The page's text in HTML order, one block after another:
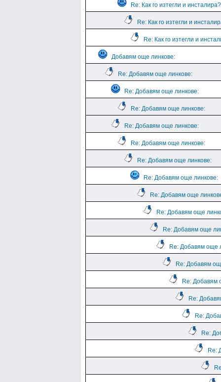
Re: Как го изтегли и инсталира?
Re: Как го изтегли и
Re: Как го изтегли и
Добавям още линкове:
Re: Добавям още линкове:
Re: Добавям още линкове:
Re: Добавям още линкове:
Re: Добавям още линкове:
Re: Добавям още линкове:
Re: Добавям още линкове:
Re: Добавям още линкове:
Re: Добавям още
Re: Добавям още
Re: Добавям още
Re: Добавям още
Re: Добавям
Re: Добавям
Re:
Re:
Re:
Re: